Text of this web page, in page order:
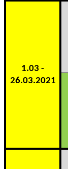
1.03 -
26.03.2021